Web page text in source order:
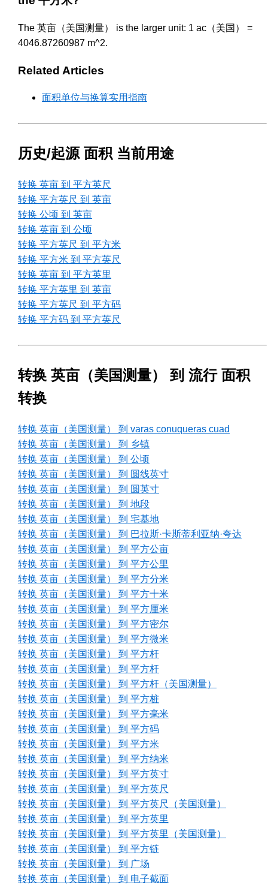
The 英亩（美国测量） is the larger unit: 1 ac（美国） =
4046.87260987 m^2.
Related Articles
面积单位与换算实用指南
历史/起源 面积 当前用途
转换 英亩 到 平方英尺
转换 平方英尺 到 英亩
转换 公顷 到 英亩
转换 英亩 到 公顷
转换 平方英尺 到 平方米
转换 平方米 到 平方英尺
转换 英亩 到 平方英里
转换 平方英里 到 英亩
转换 平方英尺 到 平方码
转换 平方码 到 平方英尺
转换 英亩（美国测量） 到 流行 面积
转换
转换 英亩（美国测量） 到 varas conuqueras cuad
转换 英亩（美国测量） 到 乡镇
转换 英亩（美国测量） 到 公顷
转换 英亩（美国测量） 到 圆线英寸
转换 英亩（美国测量） 到 圆英寸
转换 英亩（美国测量） 到 地段
转换 英亩（美国测量） 到 宅基地
转换 英亩（美国测量） 到 巴拉斯·卡斯蒂利亚纳·夸达
转换 英亩（美国测量） 到 平方公亩
转换 英亩（美国测量） 到 平方公里
转换 英亩（美国测量） 到 平方分米
转换 英亩（美国测量） 到 平方十米
转换 英亩（美国测量） 到 平方厘米
转换 英亩（美国测量） 到 平方密尔
转换 英亩（美国测量） 到 平方微米
转换 英亩（美国测量） 到 平方杆
转换 英亩（美国测量） 到 平方杆
转换 英亩（美国测量） 到 平方杆（美国测量）
转换 英亩（美国测量） 到 平方桩
转换 英亩（美国测量） 到 平方毫米
转换 英亩（美国测量） 到 平方码
转换 英亩（美国测量） 到 平方米
转换 英亩（美国测量） 到 平方纳米
转换 英亩（美国测量） 到 平方英寸
转换 英亩（美国测量） 到 平方英尺
转换 英亩（美国测量） 到 平方英尺（美国测量）
转换 英亩（美国测量） 到 平方英里
转换 英亩（美国测量） 到 平方英里（美国测量）
转换 英亩（美国测量） 到 平方链
转换 英亩（美国测量） 到 广场
转换 英亩（美国测量） 到 电子截面